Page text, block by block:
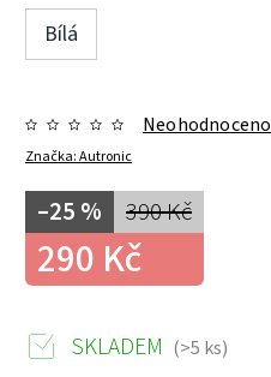
Bílá
Značka:Autronic
Neohodnoceno
390 Kč
–25 %
290 Kč
SKLADEM (>5 ks)